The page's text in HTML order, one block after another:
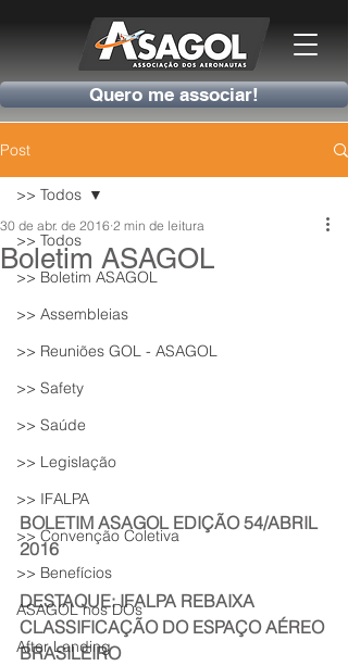
Quero me associar!
Post
>> Todos
>> Boletim ASAGOL
>> Assembleias
>> Reuniões GOL - ASAGOL
>> Safety
>> Saúde
>> Legislação
>> IFALPA
>> Convenção Coletiva
>> Benefícios
ASAGOL nos DOs
After Landing
>> Todos
Boletim ASAGOL
30 de abr. de 2016 2 min de leitura
BOLETIM ASAGOL EDIÇÃO 54/ABRIL
2016
DESTAQUE: IFALPA REBAIXA
CLASSIFICAÇÃO DO ESPAÇO AÉREO
BRASILEIRO